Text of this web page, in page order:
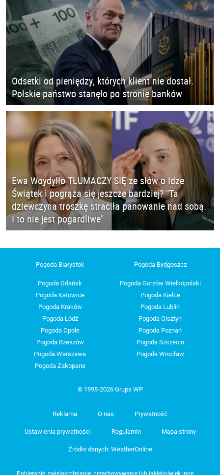
Odsetki od pieniędzy, których klient nie dostał.
Polskie państwo stanęło po stronie banków
Ewa Woydyłło TŁUMACZY SIĘ ze słów o Idze
Świątek i pogrąża się jeszcze bardziej? "Ta
dziewczyna troszkę straciła panowanie nad sobą.
I to nie jest pogardliwe"
Pogoda Białystok Pogoda Bydgoszcz
Pogoda Gdańsk
Pogoda Gorzów Wielkopolski
Pogoda Katowice
Pogoda Kielce
Pogoda Kraków
Pogoda Lublin
Pogoda Łódź
Pogoda Olsztyn
Pogoda Opole
Pogoda Poznań
Pogoda Rzeszów
Pogoda Szczecin
Pogoda Warszawa
Pogoda Wrocław
Pogoda Zakopane
© 1995-2026 Grupa WP
Reklama O nas Prywatność
Ustawienia prywatności Regulamin Mapa strony
Źródło danych: WeatherOnline
Pobieranie, zwielokrotnianie, przechowywanie lub jakiekolwiek inne